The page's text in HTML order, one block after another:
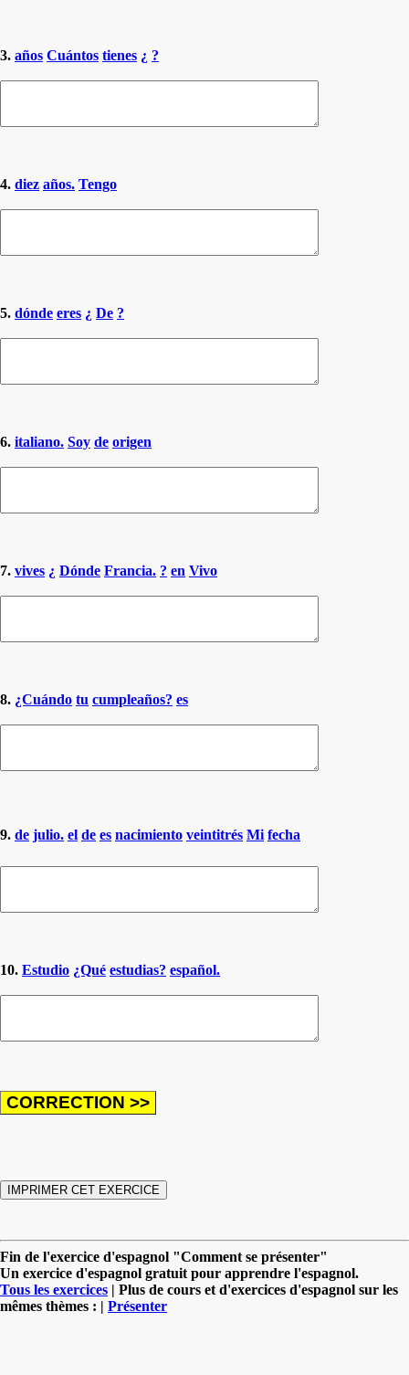
3. años Cuántos tienes ¿ ?
4. diez años. Tengo
5. dónde eres ¿ De ?
6. italiano. Soy de origen
7. vives ¿ Dónde Francia. ? en Vivo
8. ¿Cuándo tu cumpleaños? es
9. de julio. el de es nacimiento veintitrés Mi fecha
10. Estudio ¿Qué estudias? español.
Fin de l'exercice d'espagnol "Comment se présenter"
Un exercice d'espagnol gratuit pour apprendre l'espagnol.
Tous les exercices | Plus de cours et d'exercices d'espagnol sur les
mêmes thèmes : | Présenter